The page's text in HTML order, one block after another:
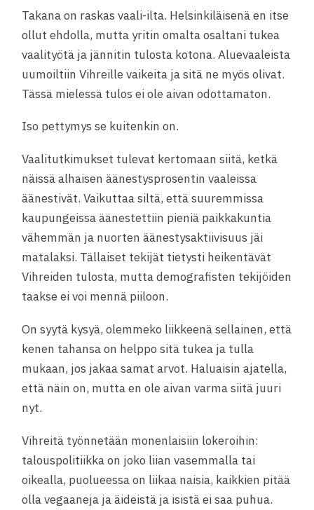
Takana on raskas vaali-ilta. Helsinkiläisenä en itse
ollut ehdolla, mutta yritin omalta osaltani tukea
vaalityötä ja jännitin tulosta kotona. Aluevaaleista
uumoiltiin Vihreille vaikeita ja sitä ne myös olivat.
Tässä mielessä tulos ei ole aivan odottamaton.
Iso pettymys se kuitenkin on.
Vaalitutkimukset tulevat kertomaan siitä, ketkä
näissä alhaisen äänestysprosentin vaaleissa
äänestivät. Vaikuttaa siltä, että suuremmissa
kaupungeissa äänestettiin pieniä paikkakuntia
vähemmän ja nuorten äänestysaktiivisuus jäi
matalaksi. Tällaiset tekijät tietysti heikentävät
Vihreiden tulosta, mutta demografisten tekijöiden
taakse ei voi mennä piiloon.
On syytä kysyä, olemmeko liikkeenä sellainen, että
kenen tahansa on helppo sitä tukea ja tulla
mukaan, jos jakaa samat arvot. Haluaisin ajatella,
että näin on, mutta en ole aivan varma siitä juuri
nyt.
Vihreitä työnnetään monenlaisiin lokeroihin:
talouspolitiikka on joko liian vasemmalla tai
oikealla, puolueessa on liikaa naisia, kaikkien pitää
olla vegaaneja ja äideistä ja isistä ei saa puhua.